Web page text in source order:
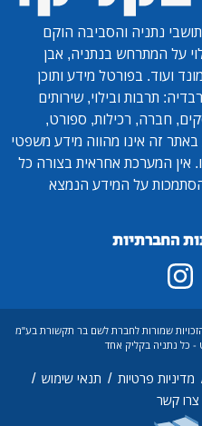
נתניה והסביבה הוקם
על המתרחש בנתניה, אבן
ועוד. בפורטל מידע ותוכן
תרבות ובילוי, שירותים
חברה, רכילות, ספורט,
זה אינו מהווה מידע משפטי
אין המערכת אחראית בצורה כל
על המידע הנמצא
החברתיות
הזכויות שמורות לחברת לשם בר תקשורת בע"מ
כל נתניה בקליק אחד
מדיניות פרטיות / תנאי שימוש /
צרו קשר